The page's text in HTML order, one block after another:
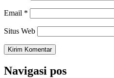
Email *
Situs Web
Navigasi pos